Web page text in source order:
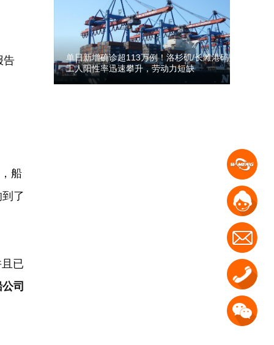
告
船
了
已
司
单日新增确诊超113万例！洛杉矶/长滩港码头
工人阳性率迅速攀升，劳动力短缺